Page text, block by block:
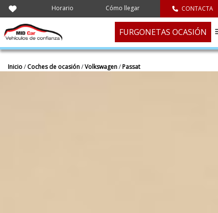
Horario Cómo llegar CONTACTA
FURGONETAS OCASIÓN
Inicio/ Coches de ocasión/Volkswagen/Passat